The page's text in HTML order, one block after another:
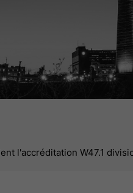
l'accréditation W47.1